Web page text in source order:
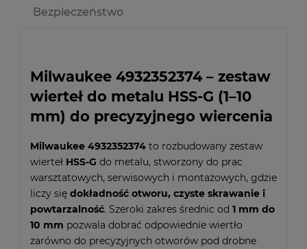
Bezpieczeństwo
Milwaukee 4932352374 – zestaw
wierteł do metalu HSS-G (1–10
mm) do precyzyjnego wiercenia
Milwaukee 4932352374 to rozbudowany zestaw
wierteł HSS-G do metalu, stworzony do prac
warsztatowych, serwisowych i montażowych, gdzie
liczy się dokładność otworu, czyste skrawanie i
powtarzalność. Szeroki zakres średnic od 1 mm do
10 mm pozwala dobrać odpowiednie wiertło
zarówno do precyzyjnych otworów pod drobne